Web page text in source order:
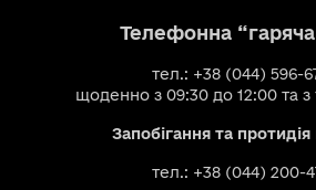
Телефонна “гаряча
тел.: +38 (044) 596-
щоденно з 09:30 до 12:00 та з
Запобігання та протидія
тел.: +38 (044) 200-